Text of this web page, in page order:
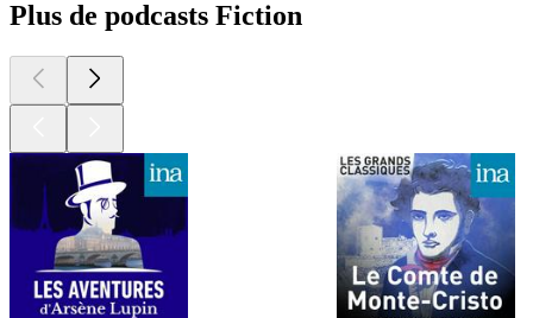
Plus de podcasts Fiction